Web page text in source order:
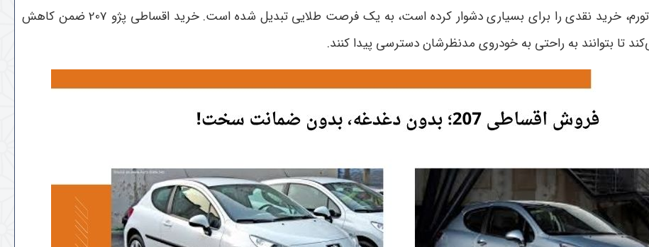
ویژه در شرایط اقتصادی کنونی که افزایش قیمت خودرو و تورم، خرید نقدی را برای بسیاری دشوار کرده است، به یک فرصت طلایی تبدیل شده است. خرید اقساطی پژو 207 ضمن کاهش
تا بتوانند به راحتی به خودروی مدنظرشان دسترسی پیدا کنند.